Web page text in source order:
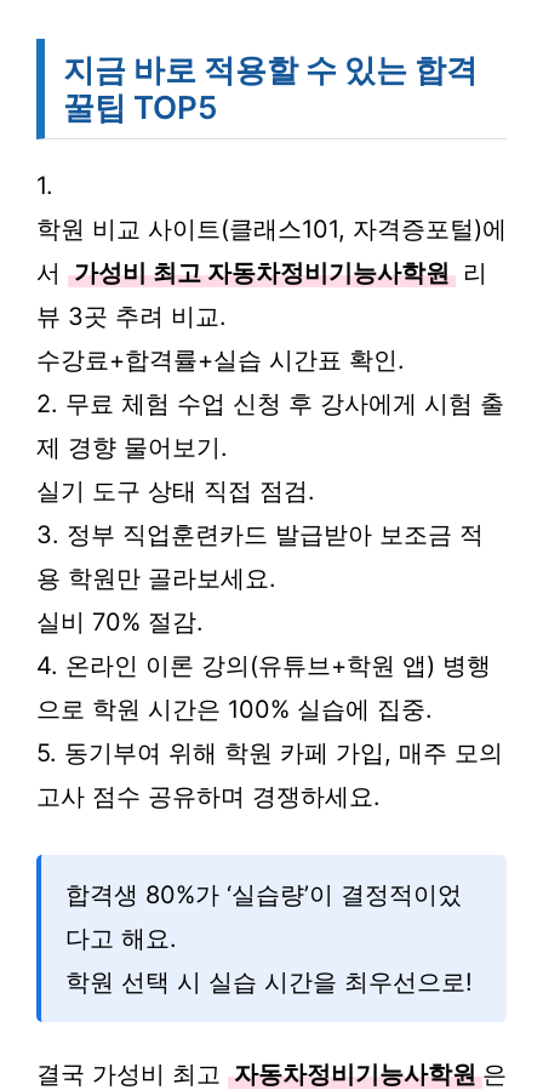
지금 바로 적용할 수 있는 합격
꿀팁 TOP5
1.
학원 비교 사이트(클래스101, 자격증포털)에
서 가성비 최고 자동차정비기능사학원 리
뷰 3곳 추려 비교.
수강료+합격률+실습 시간표 확인.
2. 무료 체험 수업 신청 후 강사에게 시험 출
제 경향 물어보기.
실기 도구 상태 직접 점검.
3. 정부 직업훈련카드 발급받아 보조금 적
용 학원만 골라보세요.
실비 70% 절감.
4. 온라인 이론 강의(유튜브+학원 앱) 병행
으로 학원 시간은 100% 실습에 집중.
5. 동기부여 위해 학원 카페 가입, 매주 모의
고사 점수 공유하며 경쟁하세요.
합격생 80%가 ‘실습량’이 결정적이었
다고 해요.
학원 선택 시 실습 시간을 최우선으로!
결국 가성비 최고 자동차정비기능사학원 은